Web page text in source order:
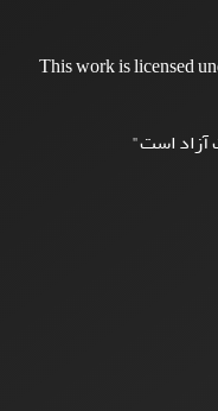
This work is licensed
آزاد است"